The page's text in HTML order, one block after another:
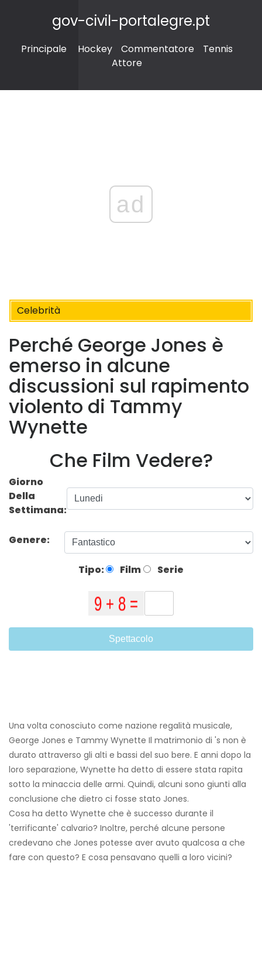
gov-civil-portalegre.pt
Principale Hockey Commentatore
Tennis
Attore
ad
Celebrità
Perché George Jones è
emerso in alcune
discussioni sul rapimento
violento di Tammy
Wynette
Che Film Vedere?
Giorno
Della
Settimana:
Genere:
Tipo: Film Serie
Spettacolo
Una volta conosciuto come nazione regalità musicale,
George Jones e Tammy Wynette Il matrimonio di 's non è
durato attraverso gli alti e bassi del suo bere. E anni dopo la
loro separazione, Wynette ha detto di essere stata rapita
sotto la minaccia delle armi. Quindi, alcuni sono giunti alla
conclusione che dietro ci fosse stato Jones.
Cosa ha detto Wynette che è successo durante il
'terrificante' calvario? Inoltre, perché alcune persone
credevano che Jones potesse aver avuto qualcosa a che
fare con questo? E cosa pensavano quelli a loro vicini?